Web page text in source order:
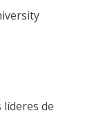
líderes de